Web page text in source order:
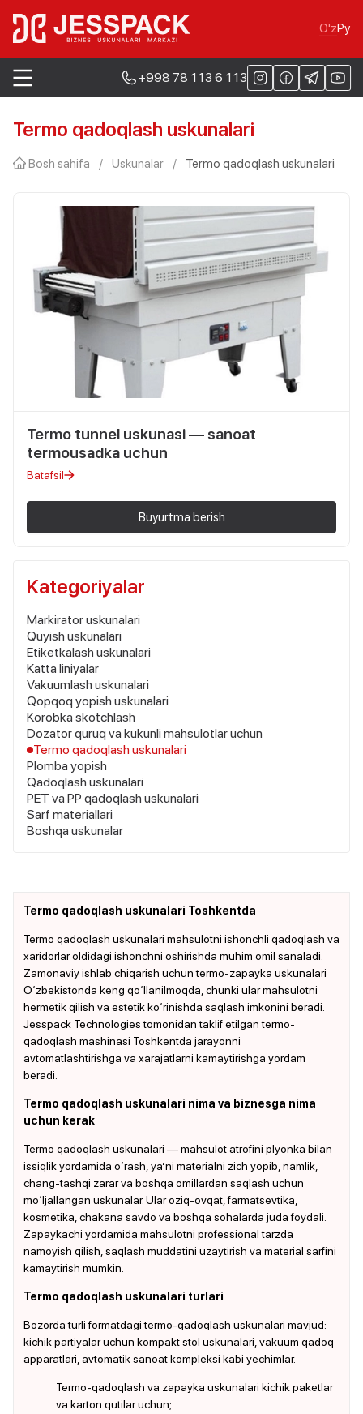
O'zРу
+998 78 113 6 113
Termo qadoqlash uskunalari
Bosh sahifa / Uskunalar / Termo qadoqlash uskunalari
Termo tunnel uskunasi — sanoat
termousadka uchun
Batafsil
Buyurtma berish
Kategoriyalar
Markirator uskunalari
Quyish uskunalari
Etiketkalash uskunalari
Katta liniyalar
Vakuumlash uskunalari
Qopqoq yopish uskunalari
Korobka skotchlash
Dozator quruq va kukunli mahsulotlar uchun
Termo qadoqlash uskunalari
Plomba yopish
Qadoqlash uskunalari
PET va PP qadoqlash uskunalari
Sarf materiallari
Boshqa uskunalar
Termo qadoqlash uskunalari Toshkentda
Termo qadoqlash uskunalari mahsulotni ishonchli qadoqlash va
xaridorlar oldidagi ishonchni oshirishda muhim omil sanaladi.
Zamonaviy ishlab chiqarish uchun termo-zapayka uskunalari
O‘zbekistonda keng qo‘llanilmoqda, chunki ular mahsulotni
hermetik qilish va estetik ko‘rinishda saqlash imkonini beradi.
Jesspack Technologies tomonidan taklif etilgan termo-
qadoqlash mashinasi Toshkentda jarayonni
avtomatlashtirishga va xarajatlarni kamaytirishga yordam
beradi.
Termo qadoqlash uskunalari nima va biznesga nima
uchun kerak
Termo qadoqlash uskunalari — mahsulot atrofini plyonka bilan
issiqlik yordamida o‘rash, ya’ni materialni zich yopib, namlik,
chang-tashqi zarar va boshqa omillardan saqlash uchun
mo‘ljallangan uskunalar. Ular oziq-ovqat, farmatsevtika,
kosmetika, chakana savdo va boshqa sohalarda juda foydali.
Zapaykachi yordamida mahsulotni professional tarzda
namoyish qilish, saqlash muddatini uzaytirish va material sarfini
kamaytirish mumkin.
Termo qadoqlash uskunalari turlari
Bozorda turli formatdagi termo-qadoqlash uskunalari mavjud:
kichik partiyalar uchun kompakt stol uskunalari, vakuum qadoq
apparatlari, avtomatik sanoat kompleksi kabi yechimlar.
Termo-qadoqlash va zapayka uskunalari kichik paketlar
va karton qutilar uchun;